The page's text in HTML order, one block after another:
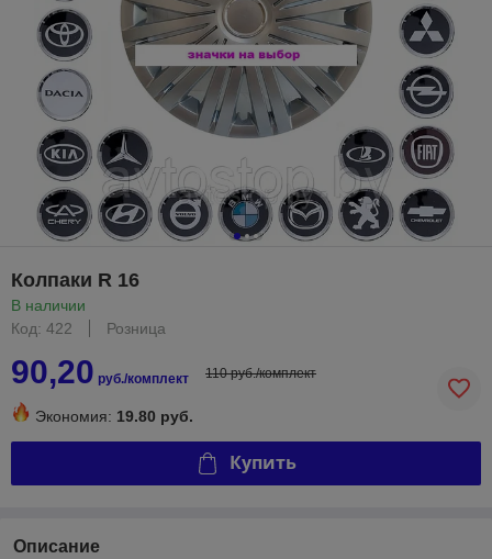
Колпаки R 16
В наличии
Код: 422
Розница
90,20 руб./комплект 110 руб./комплект
Экономия: 19.80 руб.
Купить
Описание